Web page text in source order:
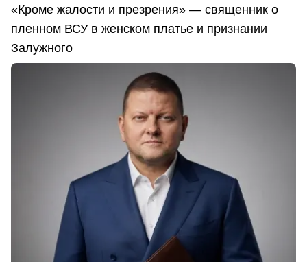
«Кроме жалости и презрения» — священник о
пленном ВСУ в женском платье и признании
Залужного